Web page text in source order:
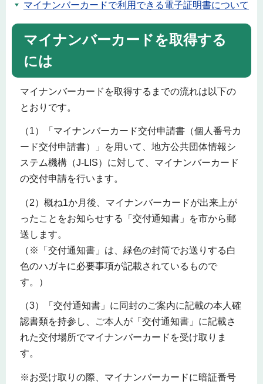
マイナンバーカードで利用できる電子証明書について
マイナンバーカードを取得する
には
マイナンバーカードを取得するまでの流れは以下の
とおりです。
（1）「マイナンバーカード交付申請書（個人番号カ
ード交付申請書）」を用いて、地方公共団体情報シ
ステム機構（J-LIS）に対して、マイナンバーカード
の交付申請を行います。
（2）概ね1か月後、マイナンバーカードが出来上が
ったことをお知らせする「交付通知書」を市から郵
送します。
（※「交付通知書」は、緑色の封筒でお送りする白
色のハガキに必要事項が記載されているもので
す。）
（3）「交付通知書」に同封のご案内に記載の本人確
認書類を持参し、ご本人が「交付通知書」に記載さ
れた交付場所でマイナンバーカードを受け取りま
す。
※お受け取りの際、マイナンバーカードに暗証番号